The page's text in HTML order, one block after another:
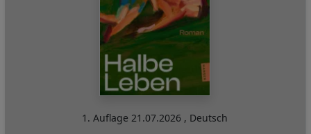
1. Auflage21.07.2026 , Deutsch